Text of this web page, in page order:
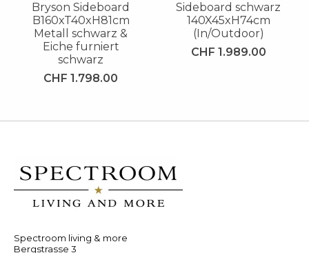
Bryson Sideboard
B160xT40xH81cm
Metall schwarz &
Eiche furniert
schwarz
CHF 1.798.00
Sideboard schwarz
140X45xH74cm
(In/Outdoor)
CHF 1.989.00
Spectroom living & more
Bergstrasse 3